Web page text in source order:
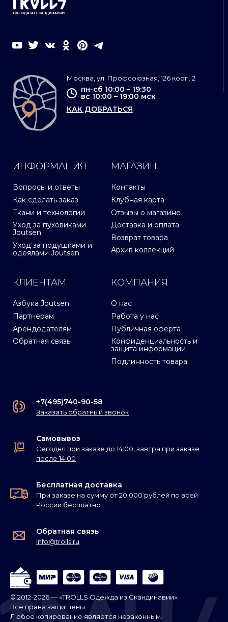
ИНФОРМАЦИЯ
Вопросы и ответы
Как сделать заказ
Ткани и технологии
Уход за пуховиками
Joutsen
Уход за подушками и
одеялами Joutsen
МАГАЗИН
Контакты
Клубная карта
Отзывы о магазине
Доставка и оплата
Возврат товара
Архив коллекций
КЛИЕНТАМ
Азбука Joutsen
Партнерам
Арендодателям
Обратная связь
КОМПАНИЯ
О нас
Работа у нас
Публичная оферта
Конфиденциальность и
защита информации
Подлинность товара
Москва, ул. Профсоюзная, 126 корп. 2
пн-сб 10:00 – 19:30
вс 10:00 – 19:00 мск
КАК ДОБРАТЬСЯ
+7(495)740-90-58
Заказать обратный звонок
Самовывоз
Сегодня при заказе до 14:00, завтра при заказе
после 14:00
Бесплатная доставка
При заказе на сумму от 20 000 рублей по всей
России бесплатно
Обратная связь
info@trolls.ru
© 2012-2026 — «TROLLS Одежда из Скандинавии».
Все права защищены.
Любое копирование является незаконным.